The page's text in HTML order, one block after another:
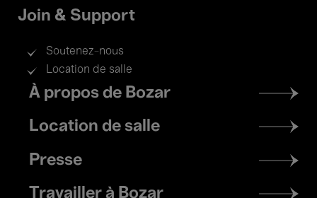
Join & Support
Soutenez-nous
Location de salle
Footer
menu
À propos de Bozar
Location de salle
Presse
Travailler à Bozar